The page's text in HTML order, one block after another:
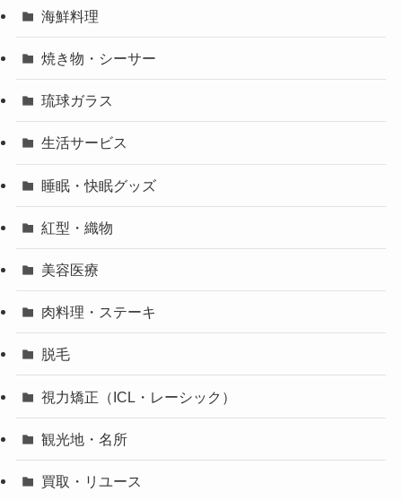
海鮮料理
焼き物・シーサー
琉球ガラス
生活サービス
睡眠・快眠グッズ
紅型・織物
美容医療
肉料理・ステーキ
脱毛
視力矯正（ICL・レーシック）
観光地・名所
買取・リユース